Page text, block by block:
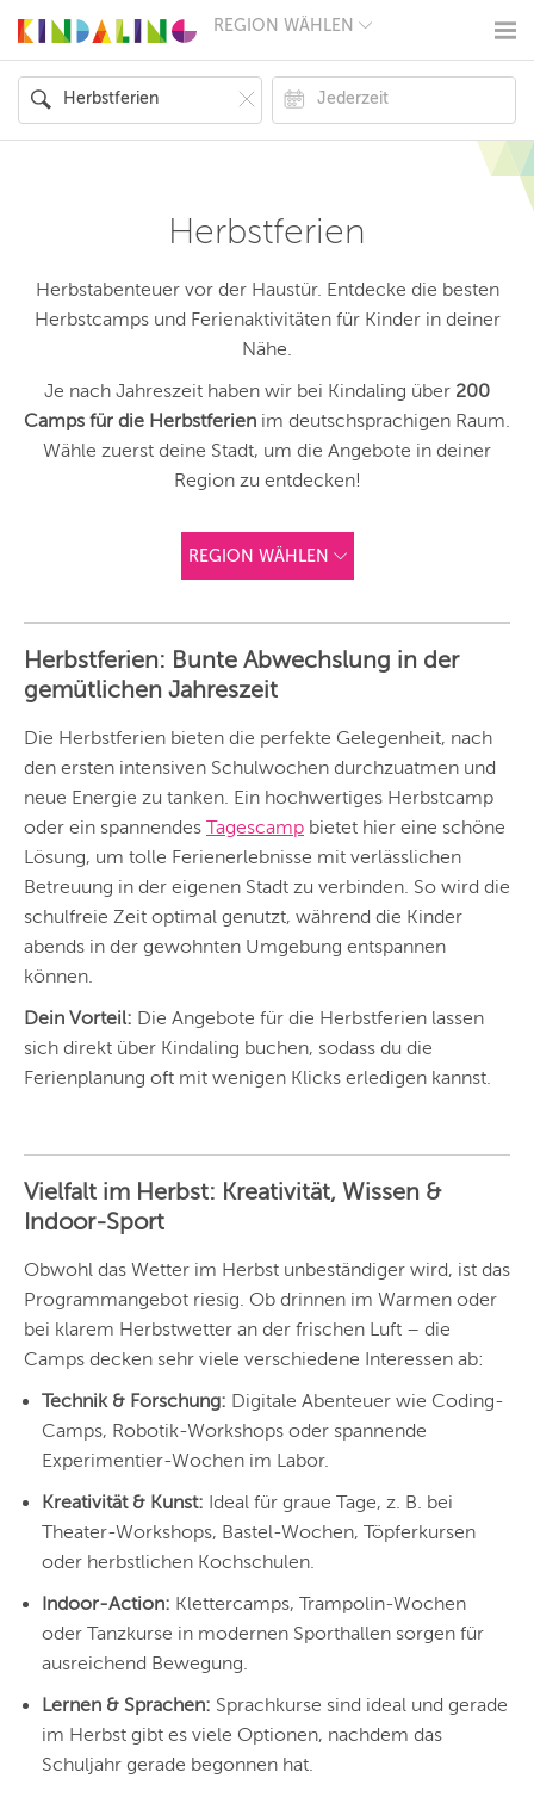
REGION WÄHLEN
MÜNCHEN
HAMBURG
FRANKFURT
KÖLN
HANNOVER
DRESDEN
WIEN
ZÜRICH
REGIONEN
Herbstferien
Herbstabenteuer vor der Haustür. Entdecke die besten
Herbstcamps und Ferienaktivitäten für Kinder in deiner
Nähe.
Je nach Jahreszeit haben wir bei Kindaling über 200
Camps für die Herbstferien im deutschsprachigen Raum.
Wähle zuerst deine Stadt, um die Angebote in deiner
Region zu entdecken!
REGION WÄHLEN
Vorschlag basierend
auf deinem Standort
Hier findest du vor
Angebote und
Angebote außerhalb
unserer Städte.
BERLIN
MÜNCHEN
FRANKFURT
DÜSSELDORF
STUTTGART
HANNOVER
DRESDEN
NÜRNBERG
ZÜRICH
Herbstferien: Bunte Abwechslung in der
gemütlichen Jahreszeit
Die Herbstferien bieten die perfekte Gelegenheit, nach
den ersten intensiven Schulwochen durchzuatmen und
neue Energie zu tanken. Ein hochwertiges Herbstcamp
oder ein spannendes Tagescamp bietet hier eine schöne
Lösung, um tolle Ferienerlebnisse mit verlässlichen
Betreuung in der eigenen Stadt zu verbinden. So wird die
schulfreie Zeit optimal genutzt, während die Kinder
abends in der gewohnten Umgebung entspannen
können.
Dein Vorteil: Die Angebote für die Herbstferien lassen
sich direkt über Kindaling buchen, sodass du die
Ferienplanung oft mit wenigen Klicks erledigen kannst.
Vielfalt im Herbst: Kreativität, Wissen &
Indoor-Sport
Obwohl das Wetter im Herbst unbeständiger wird, ist das
Programmangebot riesig. Ob drinnen im Warmen oder
bei klarem Herbstwetter an der frischen Luft – die
Camps decken sehr viele verschiedene Interessen ab:
Technik & Forschung: Digitale Abenteuer wie Coding-
Camps, Robotik-Workshops oder spannende
Experimentier-Wochen im Labor.
Kreativität & Kunst: Ideal für graue Tage, z. B. bei
Theater-Workshops, Bastel-Wochen, Töpferkursen
oder herbstlichen Kochschulen.
Indoor-Action: Klettercamps, Trampolin-Wochen
oder Tanzkurse in modernen Sporthallen sorgen für
ausreichend Bewegung.
Lernen & Sprachen: Sprachkurse sind ideal und gerade
im Herbst gibt es viele Optionen, nachdem das
Schuljahr gerade begonnen hat.